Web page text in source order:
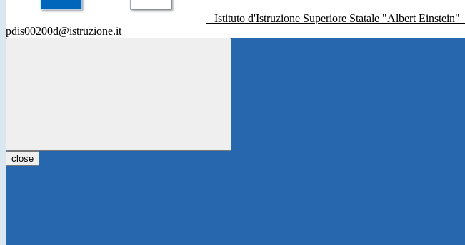
Istituto d'Istruzione Superiore Statale "Albert Einstein"
pdis00200d@istruzione.it
close